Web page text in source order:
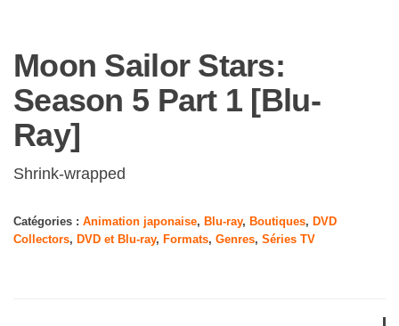
Moon Sailor Stars:
Season 5 Part 1 [Blu-
Ray]
Shrink-wrapped
Catégories : Animation japonaise, Blu-ray, Boutiques, DVD
Collectors, DVD et Blu-ray, Formats, Genres, Séries TV